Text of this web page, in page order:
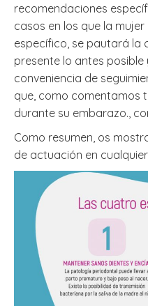
recomendaciones
casos en los que la
específico, se pautará la
presente lo antes posible
conveniencia de
que, como comentamos
durante su embarazo.,
Como resumen, os
de actuación en